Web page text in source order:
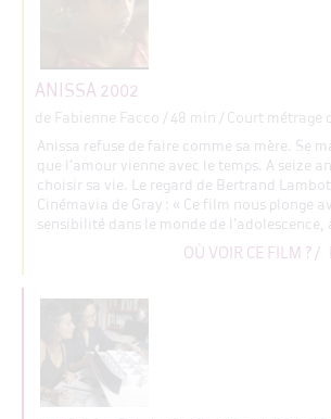
ANISSA 2002
de Fabienne Facco / 48 min / Court métrage
Anissa refuse de faire comme sa mère. Se
que l’amour vienne avec le temps. A seize
choisir sa vie. Le regard de Bertrand
Cinémavia de Gray : « Ce film nous plonge
sensibilité dans le monde de l’adolescence,
OÙ VOIR CE FILM ? /